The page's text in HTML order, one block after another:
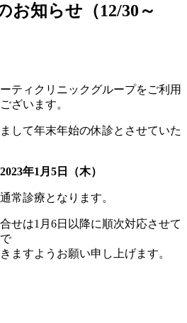
お知らせ（12/30～
ティクリニックグループをご利用
ざいます。
して年末年始の休診とさせていた
年1月5日（木）
常診療となります。
せは1月6日以降に順次対応させて
ますようお願い申し上げます。